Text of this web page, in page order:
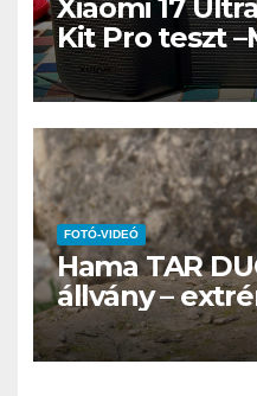
Xiaomi 17
Kit Pro teszt
hegyek és az
hiányzik
FOTÓ-VIDEÓ
Hama TAR
állvány –
Cipruson